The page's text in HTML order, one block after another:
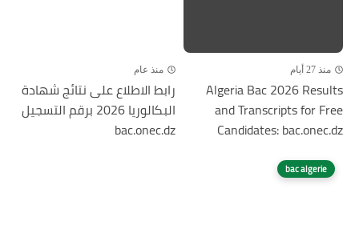
منذ 27 أيام
Algeria Bac 2026 Results
and Transcripts for Free
Candidates: bac.onec.dz
منذ عام
رابط الاطلاع على نتائج شهادة
البكالوريا 2026 برقم التسجيل
bac.onec.dz
bac algerie